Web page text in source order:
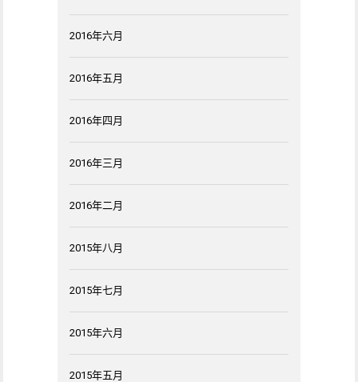
2016年六月
2016年五月
2016年四月
2016年三月
2016年二月
2015年八月
2015年七月
2015年六月
2015年五月